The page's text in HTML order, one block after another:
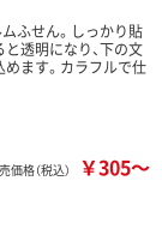
ふせん。しっかり貼
透明になり、下の文
ます。カラフルで仕
価格（税込） ￥305～